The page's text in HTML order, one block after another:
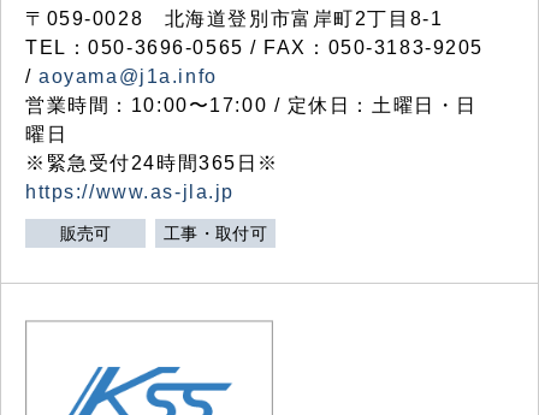
〒 059-0028 北海道登別市富岸町2丁目 8-1
TEL：050-3696-0565 / FAX：050-3183-9205
/aoyama@j1a.info
営業時間：10:00〜17:00 / 定休日：土曜日・日
曜日
※緊急受付24時間365日※
https://www.as-jla.jp
販売可 工事・取付可